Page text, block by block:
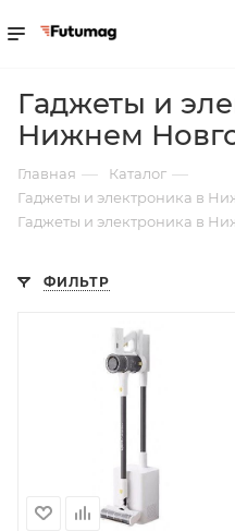
Гаджеты и
Нижнем
Главная — Каталог —
Гаджеты и электроника в
Гаджеты и электроника в
ФИЛЬТР